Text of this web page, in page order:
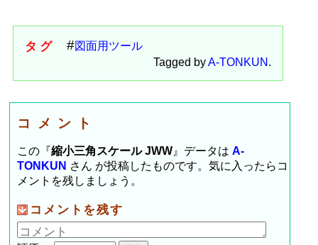
タグ
図面用ツール
Tagged byA-TONKUN .
コメント
この『縮小三角スケール JWW 』データはA-
TONKUN さん が投稿したものです。気に入ったらコ
メントを残しましょう。
コメントを残す